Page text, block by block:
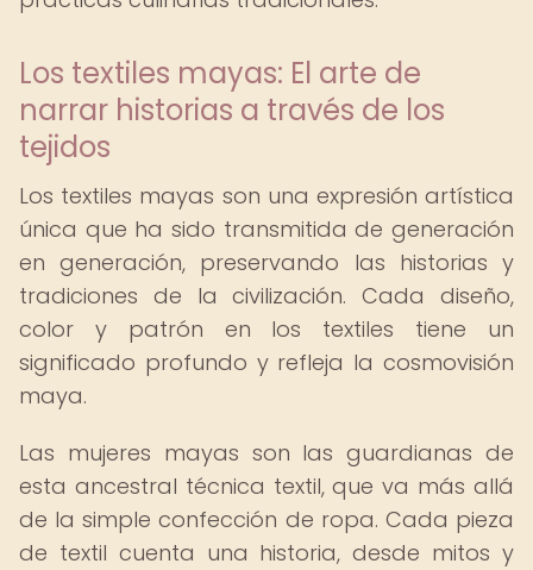
Los textiles mayas: El arte de
narrar historias a través de los
tejidos
Los textiles mayas son una expresión artística
única que ha sido transmitida de generación
en generación, preservando las historias y
tradiciones de la civilización. Cada diseño,
color y patrón en los textiles tiene un
significado profundo y refleja la cosmovisión
maya.
Las mujeres mayas son las guardianas de
esta ancestral técnica textil, que va más allá
de la simple confección de ropa. Cada pieza
de textil cuenta una historia, desde mitos y